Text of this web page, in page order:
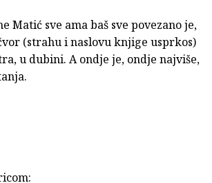
Matić sve ama baš sve povezano je,
(strahu i naslovu knjige usprkos)
u dubini. A ondje je, ondje najviše,